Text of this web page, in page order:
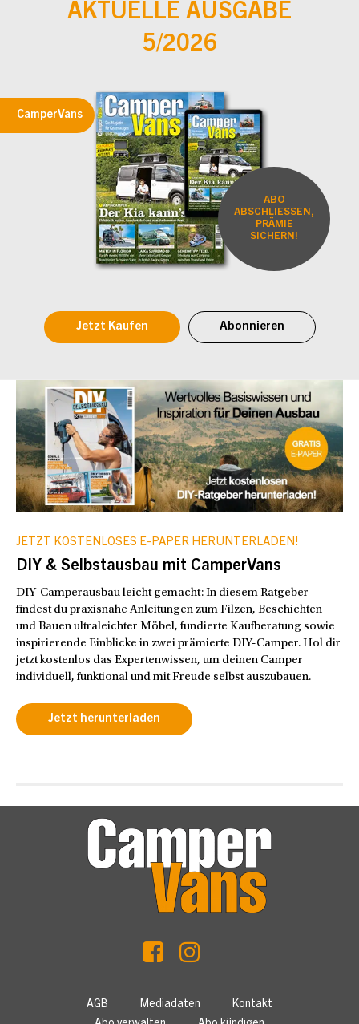
AKTUELLE AUSGABE
5/2026
CamperVans
ABO
ABSCHLIESSEN,
PRÄMIE
SICHERN!
Jetzt Kaufen Abonnieren
JETZT KOSTENLOSES E-PAPER HERUNTERLADEN!
DIY & Selbstausbau mit CamperVans
DIY-Camperausbau leicht gemacht: In diesem Ratgeber
findest du praxisnahe Anleitungen zum Filzen, Beschichten
und Bauen ultraleichter Möbel, fundierte Kaufberatung sowie
inspirierende Einblicke in zwei prämierte DIY-Camper. Hol dir
jetzt kostenlos das Expertenwissen, um deinen Camper
individuell, funktional und mit Freude selbst auszubauen.
Jetzt herunterladen
AGB Mediadaten
Kontakt